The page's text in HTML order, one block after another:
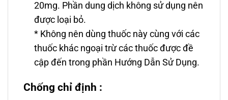
20mg. Phần dung dịch không sử dụng nên
được loại bỏ.
* Không nên dùng thuốc này cùng với các
thuốc khác ngoại trừ các thuốc được đề
cập đến trong phần Hướng Dẫn Sử Dụng.
Chống chỉ định :